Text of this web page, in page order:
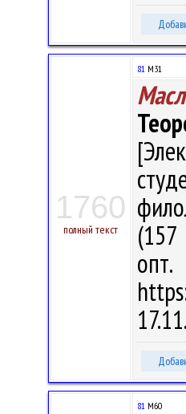
1760
полный текст
81 М31
81 М60